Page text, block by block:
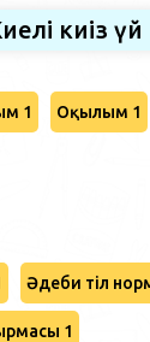
киіз үй
1 Оқылым 1
Әдеби тіл
1